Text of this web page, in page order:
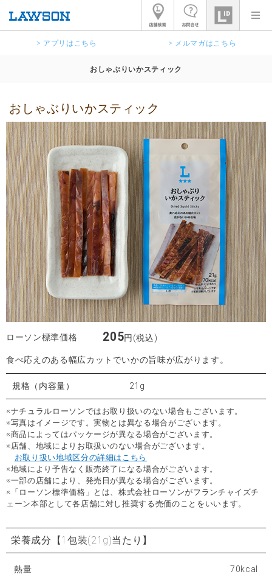
> アプリはこちら > メルマガはこちら
おしゃぶりいかスティック
おしゃぶりいかスティック
ローソン標準価格 205円(税込)
食べ応えのある幅広カットでいかの旨味が広がります。
規格（内容量） 21g
※ナチュラルローソンではお取り扱いのない場合もございます。
※写真はイメージです。実物とは異なる場合がございます。
※商品によってはパッケージが異なる場合がございます。
※店舗、地域によりお取扱いのない場合がございます。
お取り扱い地域区分の詳細はこちら
※地域により予告なく販売終了になる場合がございます。
※一部の店舗により、発売日が異なる場合がございます。
※「ローソン標準価格」とは、株式会社ローソンがフランチャイズチ
ェーン本部として各店舗に対し推奨する売価のことをいいます。
栄養成分 【1包装(21g)当たり】
熱量 70kcal